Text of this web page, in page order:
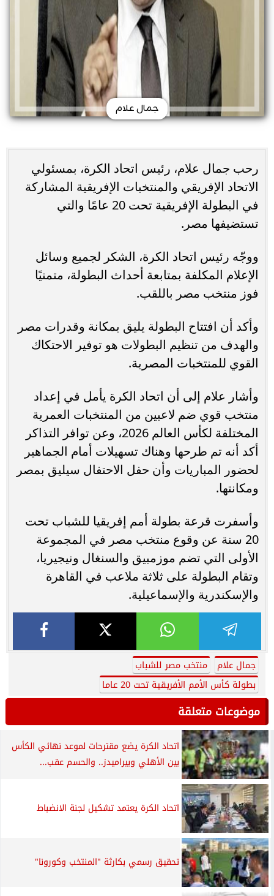
جمال علام
رحب جمال علام، رئيس اتحاد الكرة، بمسئولي
الاتحاد الإفريقي والمنتخبات الإفريقية المشاركة
في البطولة الإفريقية تحت 20 عامًا والتي
تستضيفها مصر.
ووجّه رئيس اتحاد الكرة، الشكر لجميع وسائل
الإعلام المكلفة بمتابعة أحداث البطولة، متمنيًا
فوز منتخب مصر باللقب.
وأكد أن افتتاح البطولة يليق بمكانة وقدرات مصر
والهدف من تنظيم البطولات هو توفير الاحتكاك
القوي للمنتخبات المصرية.
وأشار علام إلى أن اتحاد الكرة يأمل في إعداد
منتخب قوي ضم لاعبين من المنتخبات العمرية
المختلفة لكأس العالم 2026، وعن توافر التذاكر
أكد أنه تم طرحها وهناك تسهيلات أمام الجماهير
لحضور المباريات وأن حفل الاحتفال سيليق بمصر
ومكانتها.
وأسفرت قرعة بطولة أمم إفريقيا للشباب تحت
20 سنة عن وقوع منتخب مصر في المجموعة
الأولى التي تضم موزمبيق والسنغال ونيجيريا،
وتقام البطولة على ثلاثة ملاعب في القاهرة
والإسكندرية والإسماعيلية.
جمال علام
منتخب مصر للشباب
بطولة كأس الأمم الأفريقية تحت 20 عاما
موضوعات متعلقة
اتحاد الكرة يضع مقترحات لموعد نهائي الكأس
بين الأهلي وبيراميدز.. والحسم عقب...
اتحاد الكرة يعتمد تشكيل لجنة الانضباط
تحقيق رسمي بكارثة "المنتخب وكورونا"